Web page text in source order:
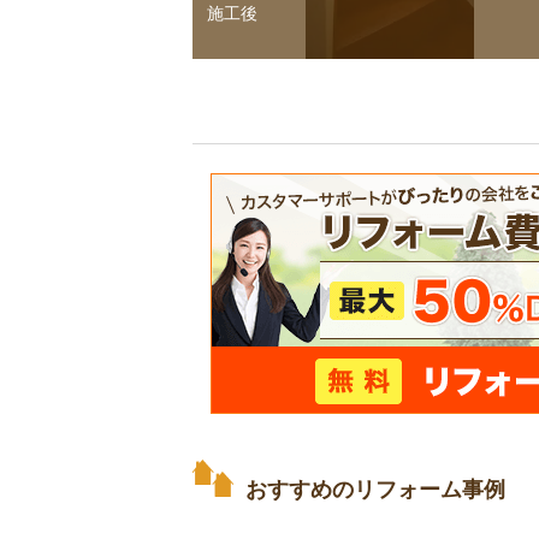
施工後
おすすめのリフォーム事例